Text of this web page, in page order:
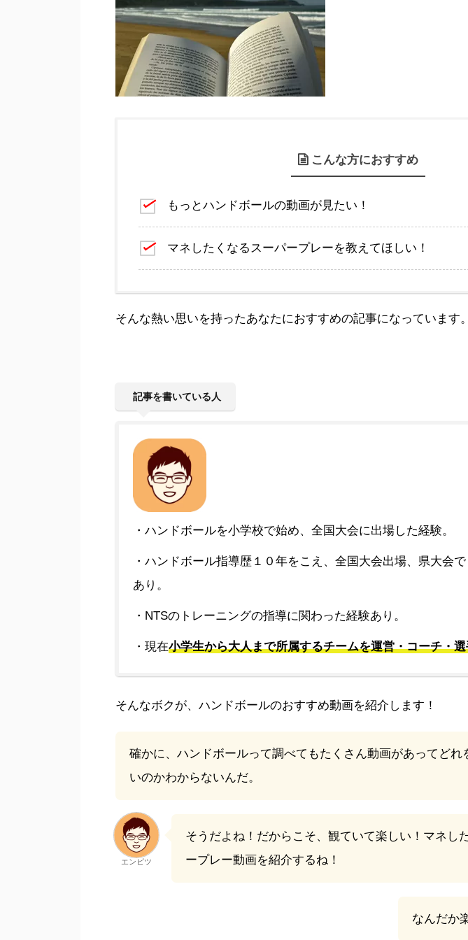
こんな方におすすめ
もっとハンドボールの動画が見たい！
マネしたくなるスーパープレーを教えてほしい！
そんな熱い思いを持ったあなたにおすすめの記事になっています。
記事を書いている人
・ハンドボールを小学校で始め、全国大会に出場した経験。
・ハンドボール指導歴１０年をこえ、全国大会出場、県大会
あり。
・NTSのトレーニングの指導に関わった経験あり。
・現在小学生から大人まで所属するチームを運営・コーチ・
そんなボクが、ハンドボールのおすすめ動画を紹介します！
確かに、ハンドボールって調べてもたくさん動画があってどれ
いのかわからないんだ。
エンピツ
そうだよね！だからこそ、観ていて楽しい！マネし
ープレー動画を紹介するね！
なんだか